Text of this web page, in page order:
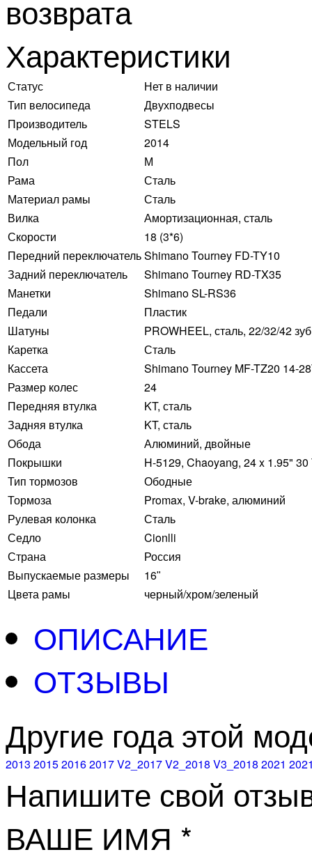
возврата
Характеристики
Статус
Нет в наличии
Тип велосипеда
Двухподвесы
Производитель
STELS
Модельный год
2014
Пол
М
Рама
Сталь
Материал рамы
Сталь
Вилка
Амортизационная, сталь
Скорости
18 (3*6)
Передний переключательShimano Tourney FD-TY10
Задний переключатель
Shimano Tourney RD-TX35
Манетки
Shimano SL-RS36
Педали
Пластик
Шатуны
PROWHEEL, сталь, 22/32/42
Каретка
Сталь
Кассета
Shimano Tourney MF-TZ20 14-
Размер колес
24
Передняя втулка
KT, сталь
Задняя втулка
KT, сталь
Обода
Алюминий, двойные
Покрышки
H-5129, Chaoyang, 24 x 1.95" 30
Тип тормозов
Ободные
Тормоза
Promax, V-brake, алюминий
Рулевая колонка
Сталь
Седло
Cionlli
Страна
Россия
Выпускаемые размеры
16ʺ
Цвета рамы
черный/хром/зеленый
ОПИСАНИЕ
ОТЗЫВЫ
Другие года этой
2013 201520162017V2_2017V2_2018 V3_2018 2021
Напишите свой
ВАШЕ ИМЯ *